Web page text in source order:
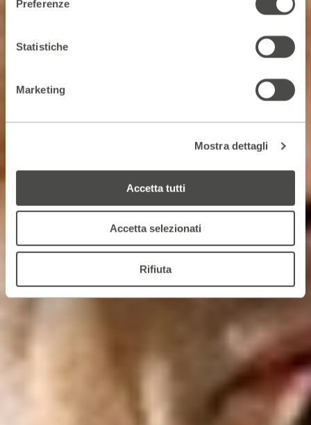
Preferenze
Statistiche
Marketing
Mostra dettagli
Accetta tutti
Accetta selezionati
Rifiuta